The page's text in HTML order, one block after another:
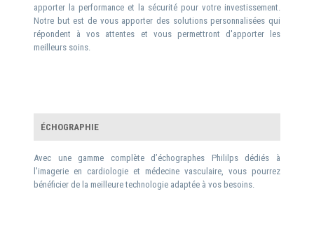
apporter la performance et la sécurité pour votre investissement.
Notre but est de vous apporter des solutions personnalisées qui
répondent à vos attentes et vous permettront d'apporter les
meilleurs soins.
ÉCHOGRAPHIE
Avec une gamme complète d’échographes Phililps dédiés à
l'imagerie en cardiologie et médecine vasculaire, vous pourrez
bénéficier de la meilleure technologie adaptée à vos besoins.